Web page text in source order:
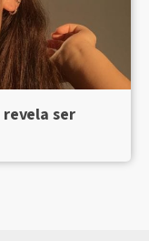
ser